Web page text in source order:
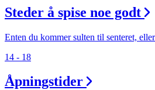
Steder å spise noe godt
Enten du kommer sulten til senteret,
14 - 18
Åpningstider